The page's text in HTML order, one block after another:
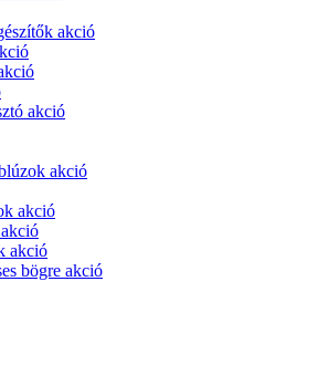
akció
akció
akció
akció
akció
bögre akció